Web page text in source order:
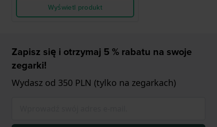
Wyświetl produkt
Zapisz się i otrzymaj 5 % rabatu na swoje
zegarki!
Wydasz od 350 PLN (tylko na zegarkach)